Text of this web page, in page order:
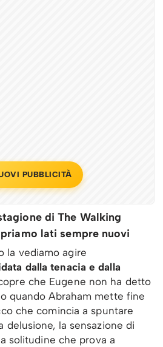
PUBBLICITÀ
di The Walking
lati sempre nuovi
la vediamo agire
dalla tenacia e dalla
che Eugene non ha detto
quando Abraham mette fine
che comincia a spuntare
delusione, la sensazione di
solitudine che prova a